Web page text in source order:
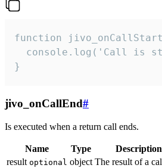
function
console.log('Call is
}
jivo_onCallEnd#
Is executed when a return call ends.
Name Type
Description
result optional object The result of a